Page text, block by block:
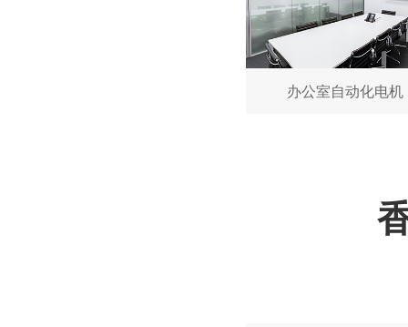
办公室自动化电机